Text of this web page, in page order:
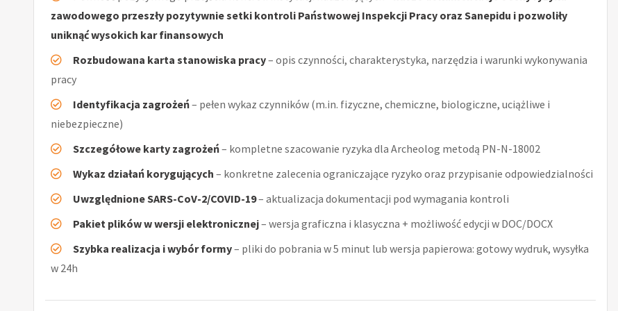
zawodowego przeszły pozytywnie setki kontroli Państwowej Inspekcji Pracy oraz Sanepidu i pozwoliły
uniknąć wysokich kar finansowych
Rozbudowana karta stanowiska pracy– opis czynności, charakterystyka, narzędzia i warunki wykonywania
pracy
Identyfikacja zagrożeń– pełen wykaz czynników (m.in. fizyczne, chemiczne, biologiczne, uciążliwe i
niebezpieczne)
Szczegółowe karty zagrożeń– kompletne szacowanie ryzyka dla Archeolog metodą PN-N-18002
Wykaz działań korygujących – konkretne zalecenia ograniczające ryzyko oraz przypisanie odpowiedzialności
Uwzględnione SARS-CoV-2/COVID-19– aktualizacja dokumentacji pod wymagania kontroli
Pakiet plików w wersji elektronicznej– wersja graficzna i klasyczna + możliwość edycji w DOC/DOCX
Szybka realizacja i wybór formy– pliki do pobrania w 5 minut lub wersja papierowa: gotowy wydruk, wysyłka
w 24h